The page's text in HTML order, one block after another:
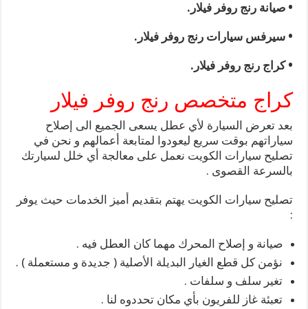
• صيانة رنج روفر فيلار.
• سيرفس سيارات رنج روفر فيلار.
• كراج رنج روفر فيلار.
كراج متخصص رنج روفر فيلار
بعد تعرض السيارة لأي عطل يسعى الجميع الى إصلاح
سياراتهم بوقت سريع ليعودوا لمتابعة أعمالهم و نحن في
تصليح سيارات الكويت نعمل على معالجة أي خلل لسيارتك
بالسرعة القصوى .
تصليح سيارات الكويت يهتم بتقديم أميز الخدمات حيث يوفر
:
صيانة و إصلاح المحرك مهما كان العطل فيه .
نؤمن كل قطع الغيار البديلة الأصلية ( جديدة و مستعملة ) .
تغير سلف و سلفات .
تعبئة غاز للفريون بأي مكان تحددوه لنا .